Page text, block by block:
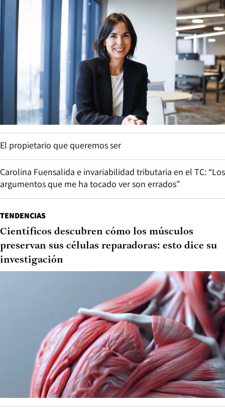
El propietario que queremos ser
Carolina Fuensalida e invariabilidad tributaria en el TC: “Los
argumentos que me ha tocado ver son errados”
TENDENCIAS
Científicos descubren cómo los músculos
preservan sus células reparadoras: esto dice su
investigación